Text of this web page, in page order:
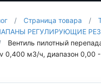
/ Страница товара /
РЕГУЛИРУЮЩИЕ
Вентиль пилотный
0,400 м3/ч, диапазон 0,00